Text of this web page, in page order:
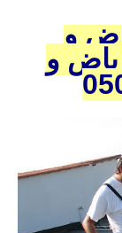
و
و